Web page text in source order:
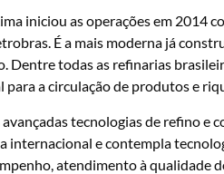
iniciou as operações em 2014
É a mais moderna já
Dentre todas as refinarias
para a circulação de produtos e
tecnologias de refino e
internacional e contempla
atendimento à qualidade